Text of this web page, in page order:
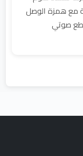
مع همزة الوصل
صوتي